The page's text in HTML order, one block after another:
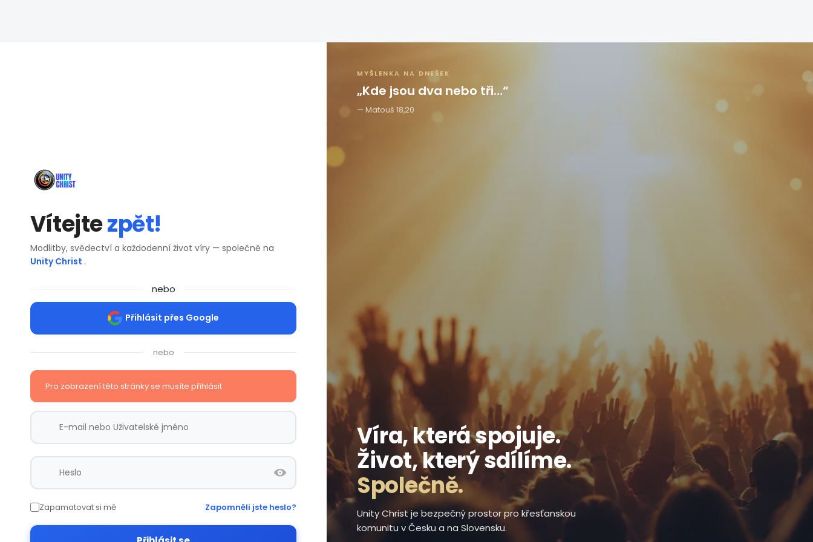
Vítejtezpět!
Modlitby, svědectví a každodenní život víry — společně na
Unity Christ .
nebo
Přihlásit přes Google
nebo
Pro zobrazení této stránky se musíte přihlásit
Zapamatovat si mě Zapomněli jste heslo?
Víra, která spojuje.
Život, který sdílíme.
Společně.
Unity Christ je bezpečný prostor pro křesťanskou
komunitu v Česku a na Slovensku.
MYŠLENKA NA DNEŠEK
„Kde jsou dva nebo tři…“
Matouš 18,20